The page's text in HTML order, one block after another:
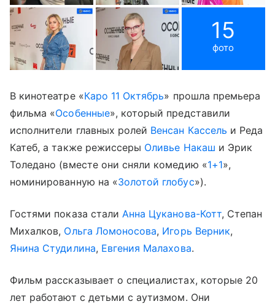
15
фото
В кинотеатре «Каро 11 Октябрь» прошла премьера
фильма «Особенные», который представили
исполнители главных ролей Венсан Кассель и Реда
Катеб, а также режиссеры Оливье Накаш и Эрик
Толедано (вместе они сняли комедию «1+1»,
номинированную на «Золотой глобус»).
Гостями показа стали Анна Цуканова-Котт, Степан
Михалков, Ольга Ломоносова, Игорь Верник,
Янина Студилина, Евгения Малахова.
Фильм рассказывает о специалистах, которые 20
лет работают с детьми с аутизмом. Они